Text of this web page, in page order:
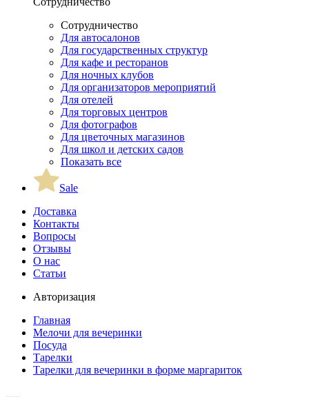
Сотрудничество
Для автосалонов
Для государственных структур
Для кафе и ресторанов
Для ночных клубов
Для организаторов мероприятий
Для отелей
Для торговых центров
Для фотографов
Для цветочных магазинов
Для школ и детских садов
Показать все
Sale
Доставка
Контакты
Вопросы
Отзывы
О нас
Статьи
Авторизация
Главная
Мелочи для вечеринки
Посуда
Тарелки
Тарелки для вечеринки в форме маргариток